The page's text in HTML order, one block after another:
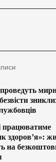
працюватиме
здоров’я»:
на